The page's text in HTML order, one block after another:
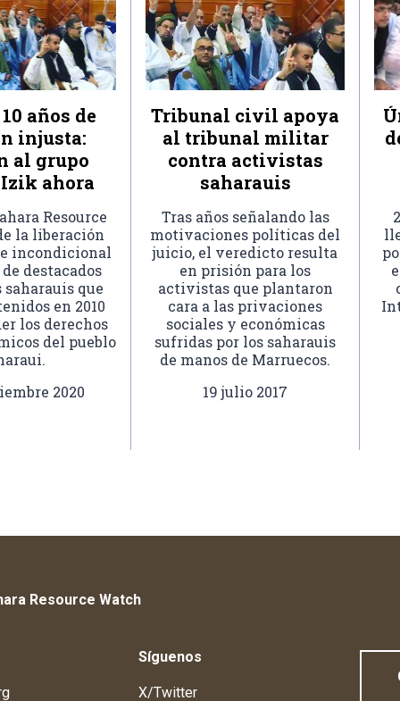
años de
injusta:
al grupo
ahora
Resource
la liberación
incondicional
destacados
que
en 2010
los derechos
del pueblo
2020
Tribunal civil apoya
al tribunal militar
contra activistas
saharauis
Tras años señalando las
motivaciones políticas del
juicio, el veredicto resulta
en prisión para los
activistas que plantaron
cara a las privaciones
sociales y económicas
sufridas por los saharauis
de manos de Marruecos.
19 julio 2017
Resource Watch
Síguenos
X/Twitter